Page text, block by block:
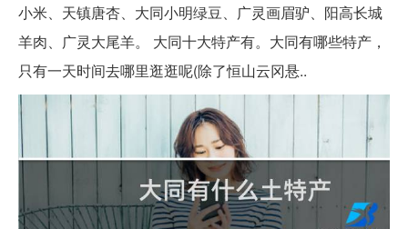
小米、天镇唐杏、大同小明绿豆、广灵画眉驴、阳高长城
羊肉、广灵大尾羊。 大同十大特产有。大同有哪些特产，
只有一天时间去哪里逛逛呢(除了恒山云冈悬..